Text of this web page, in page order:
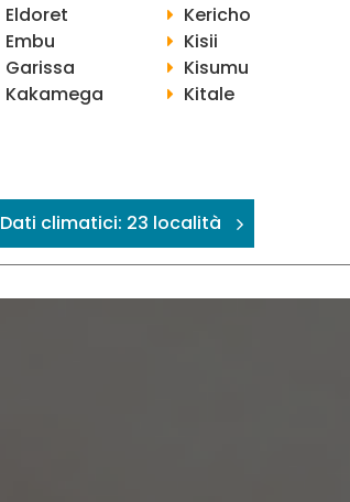
Eldoret
Embu
Garissa
Kakamega
Kericho
Kisii
Kisumu
Kitale
Dati climatici: 23 località